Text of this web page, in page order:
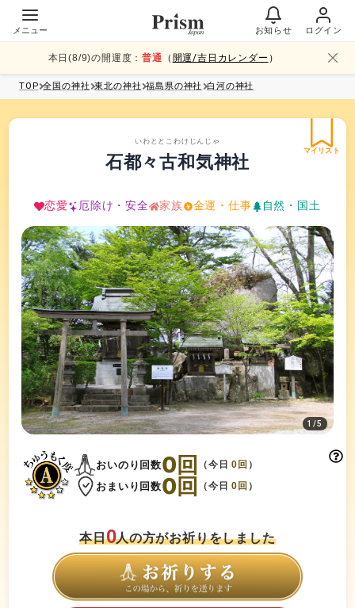
メニュー お知らせ ログイン
本日(8/9)の開運度：普通 （ 開運/吉日カレンダー ）
TOP 全国の神社 東北の神社 福島県の神社 白河の神社
マイリスト
いわととこわけじんじゃ
石都々古和気神社
恋愛 厄除け・安全 家族 金運・仕事 自然・国土
1/5
おいのり回数0回 （今日0 回 ）
おまいり回数0回 （今日0 回 ）
本日0人の方がお祈りをしました